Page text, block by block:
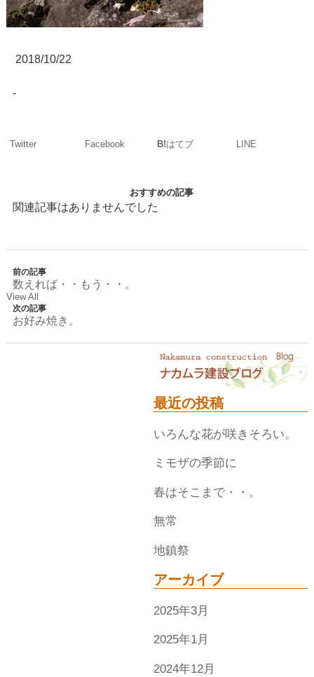
2018/10/22
-
Twitter Facebook B!はてブ LINE
おすすめの記事
関連記事はありませんでした
前の記事
数えれば・・もう・・。
View All
次の記事
お好み焼き。
最近の投稿
いろんな花が咲きそろい。
ミモザの季節に
春はそこまで・・。
無常
地鎮祭
アーカイブ
2025年3月
2025年1月
2024年12月